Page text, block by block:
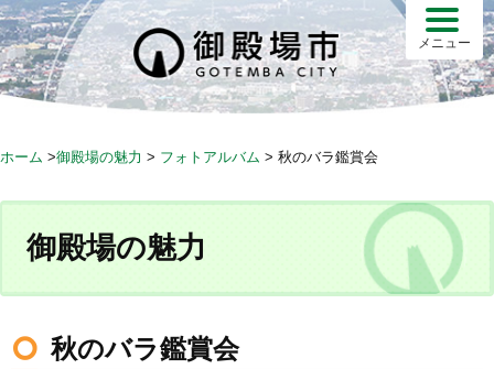
S
k
i
p
o
メニュー
ホーム >御殿場の魅力 > フォトアルバム > 秋のバラ鑑賞会
御殿場の魅力
秋のバラ鑑賞会